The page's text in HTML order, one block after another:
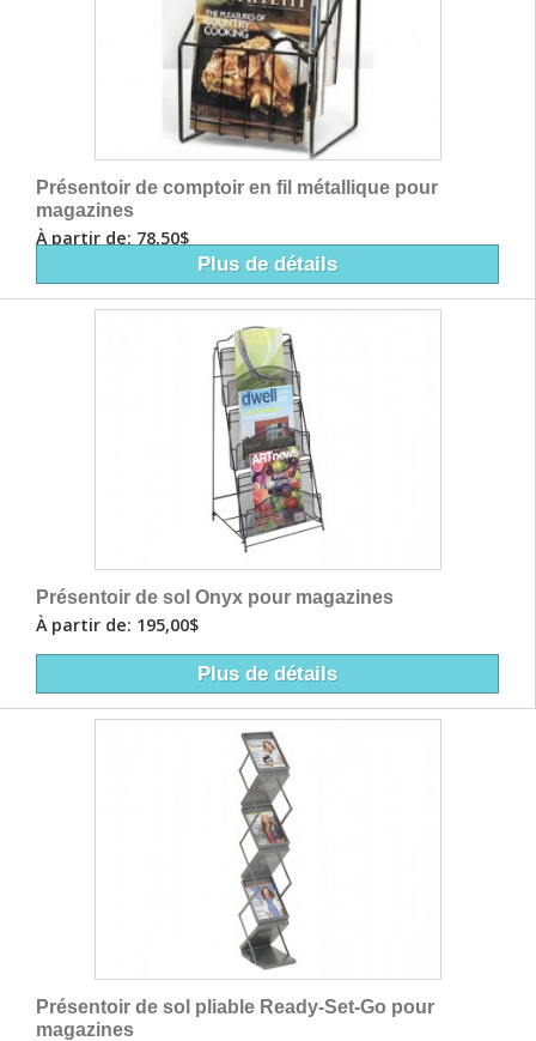
Présentoir de comptoir en fil métallique pour
magazines
À partir de: 78,50$
Plus de détails
Présentoir de sol Onyx pour magazines
À partir de: 195,00$
Plus de détails
Présentoir de sol pliable Ready-Set-Go pour
magazines